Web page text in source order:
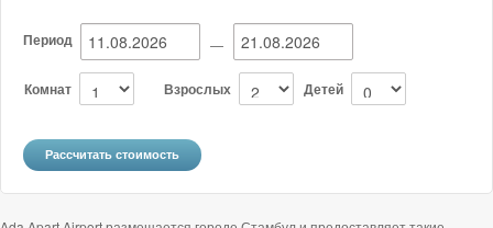
Период —
Комнат Взрослых Детей